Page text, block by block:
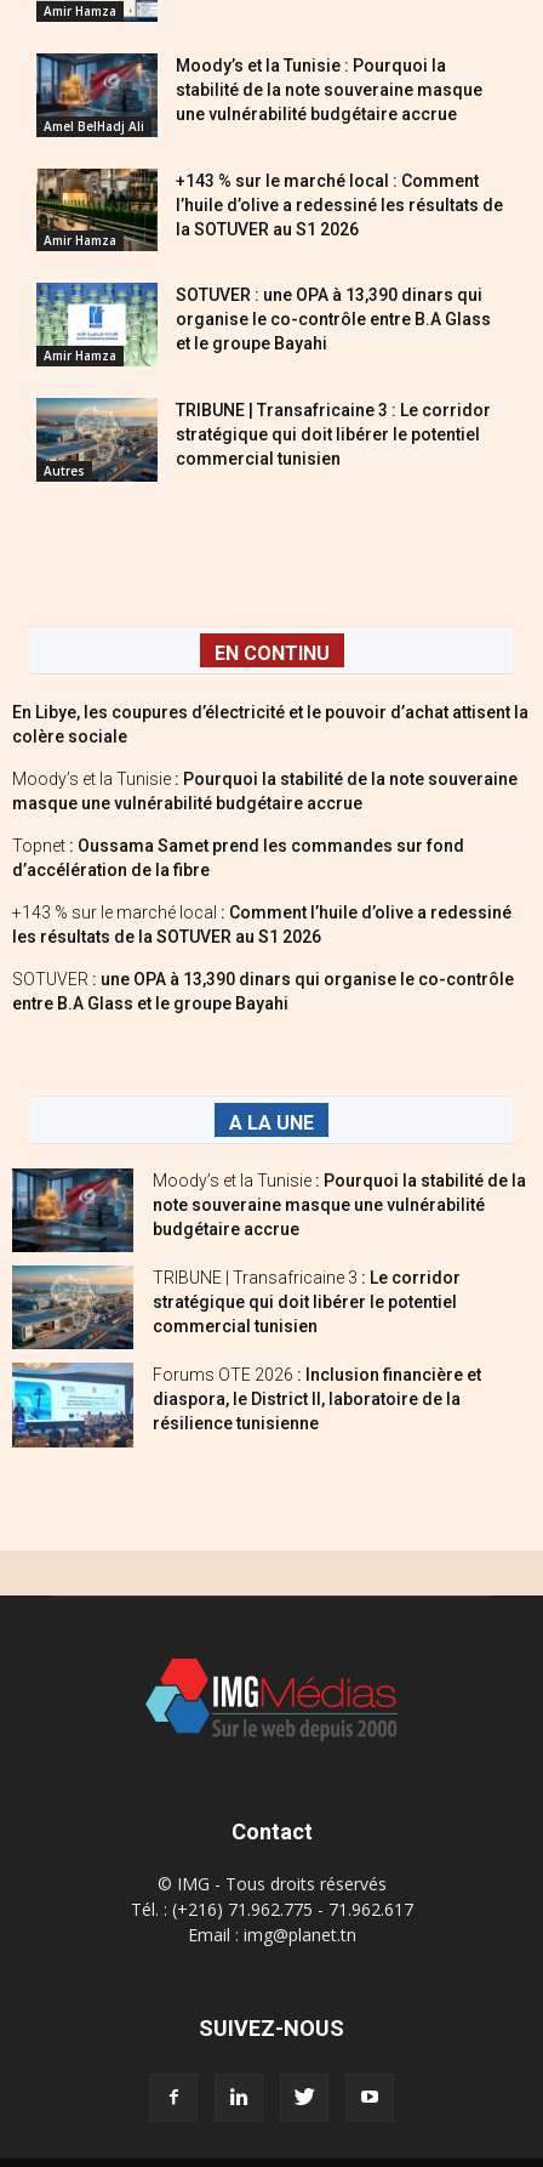
Amir Hamza
Amel BelHadj Ali
Moody’s et la Tunisie : Pourquoi la
stabilité de la note souveraine masque
une vulnérabilité budgétaire accrue
Amir Hamza
+143 % sur le marché local : Comment
l’huile d’olive a redessiné les résultats de
la SOTUVER au S1 2026
Amir Hamza
SOTUVER : une OPA à 13,390 dinars qui
organise le co-contrôle entre B.A Glass
et le groupe Bayahi
Autres
TRIBUNE | Transafricaine 3 : Le corridor
stratégique qui doit libérer le potentiel
commercial tunisien
EN CONTINU
En Libye, les coupures d’électricité et le pouvoir d’achat attisent la
colère sociale
Moody’s et la Tunisie : Pourquoi la stabilité de la note souveraine
masque une vulnérabilité budgétaire accrue
Topnet : Oussama Samet prend les commandes sur fond
d’accélération de la fibre
+143 % sur le marché local : Comment l’huile d’olive a redessiné
les résultats de la SOTUVER au S1 2026
SOTUVER : une OPA à 13,390 dinars qui organise le co-contrôle
entre B.A Glass et le groupe Bayahi
A LA UNE
Moody’s et la Tunisie : Pourquoi la stabilité de la
note souveraine masque une vulnérabilité
budgétaire accrue
TRIBUNE | Transafricaine 3 : Le corridor
stratégique qui doit libérer le potentiel
commercial tunisien
Forums OTE 2026 : Inclusion financière et
diaspora, le District II, laboratoire de la
résilience tunisienne
Contact
© IMG - Tous droits réservés
Tél. : (+216) 71.962.775 - 71.962.617
Email : img@planet.tn
SUIVEZ-NOUS